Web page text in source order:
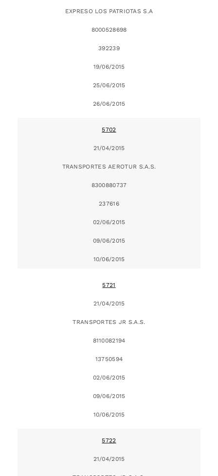
EXPRESO LOS PATRIOTAS S.A
8000528698
392239
19/06/2015
25/06/2015
26/06/2015
5702
21/04/2015
TRANSPORTES AEROTUR S.A.S.
8300880737
237616
02/06/2015
09/06/2015
10/06/2015
5721
21/04/2015
TRANSPORTES JR S.A.S.
8110082194
13750594
02/06/2015
09/06/2015
10/06/2015
5722
21/04/2015